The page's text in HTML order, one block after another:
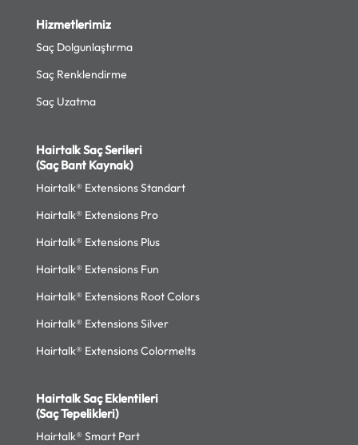
Hizmetlerimiz
Saç Dolgunlaştırma
Saç Renklendirme
Saç Uzatma
Hairtalk Saç Serileri
(Saç Bant Kaynak)
Hairtalk® Extensions Standart
Hairtalk® Extensions Pro
Hairtalk® Extensions Plus
Hairtalk® Extensions Fun
Hairtalk® Extensions Root Colors
Hairtalk® Extensions Silver
Hairtalk® Extensions Colormelts
Hairtalk Saç Eklentileri
(Saç Tepelikleri)
Hairtalk® Smart Part